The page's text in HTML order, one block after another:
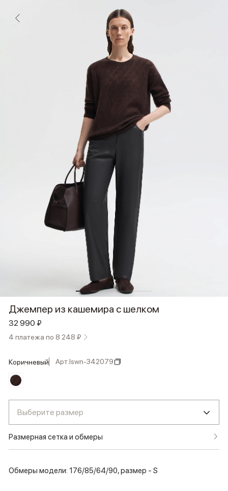
Джемпер из кашемира с шелком
32 990 ₽
4 платежа по 8 248 ₽
коричневый Арт.lswn-342079
Выберите размер
Размерная сетка и обмеры
Обмеры модели: 176/85/64/90, размер - S